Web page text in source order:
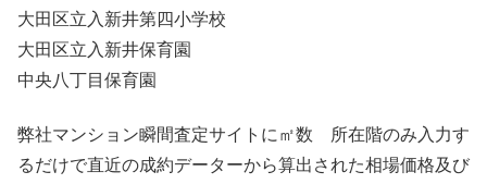
大田区立入新井第四小学校
大田区立入新井保育園
中央八丁目保育園
弊社マンション瞬間査定サイトに㎡数 所在階のみ入力す
るだけで直近の成約データーから算出された相場価格及び